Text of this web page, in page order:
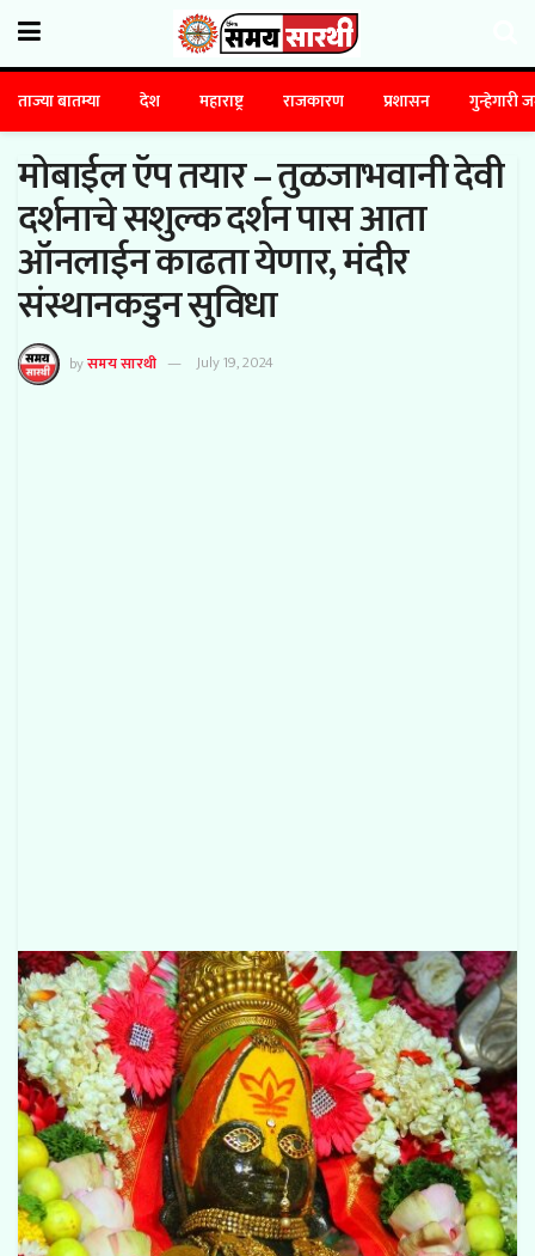
ताज्या बातम्या देश महाराष्ट्र राजकारण प्रशासन गुन्हेगारी
मोबाईल ऍप तयार – तुळजाभवानी देवी
दर्शनाचे सशुल्क दर्शन पास आता
ऑनलाईन काढता येणार, मंदीर
संस्थानकडुन सुविधा
byसमय सारथी July 19, 2024